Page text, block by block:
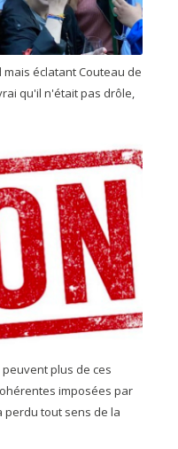
mais éclatant Couteau de
qu'il n'était pas drôle,
plus de ces
imposées par
perdu tout sens de la